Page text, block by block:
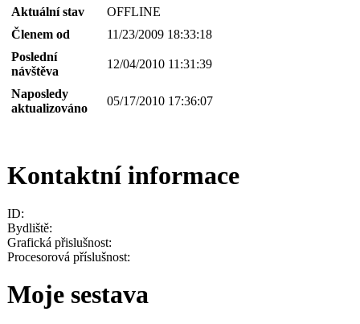
Aktuální stav
OFFLINE
Členem od
11/23/2009 18:33:18
Poslední
návštěva
12/04/2010 11:31:39
Naposledy
aktualizováno
05/17/2010 17:36:07
Kontaktní informace
ID:
Bydliště:
Grafická přislušnost:
Procesorová příslušnost:
Moje sestava